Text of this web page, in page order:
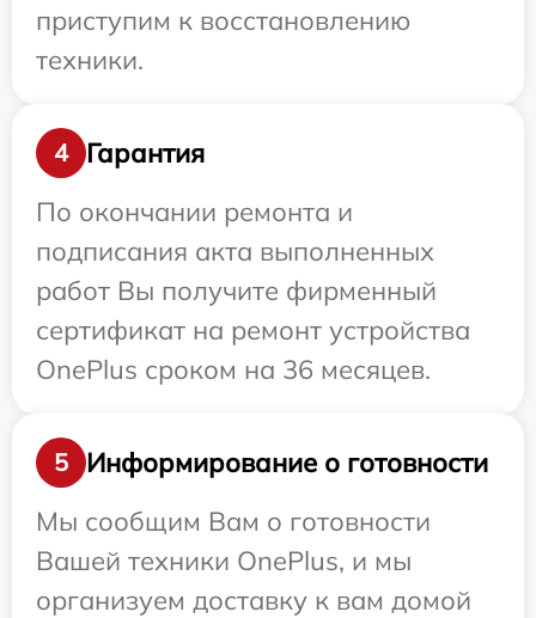
приступим к восстановлению
техники.
4
Гарантия
По окончании ремонта и
подписания акта выполненных
работ Вы получите фирменный
сертификат на ремонт устройства
OnePlus сроком на 36 месяцев.
5
Информирование о готовности
Мы сообщим Вам о готовности
Вашей техники OnePlus, и мы
организуем доставку к вам домой